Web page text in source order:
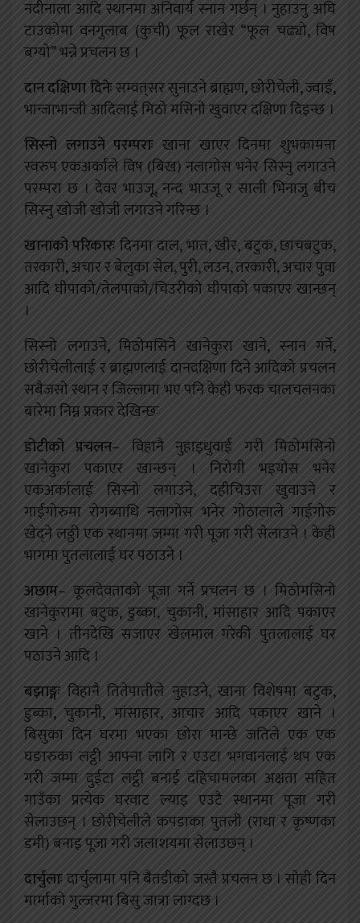
नदीनाला आदि स्थानमा अनिवार्य स्नान गर्छन् । नुहाउनु अघि
टाउकोमा वनगुलाब (कुची) फूल राखेर “फूल चढ्यो, विष
बग्यो” भन्ने प्रचलन छ ।
दान दक्षिणा दिनेःसम्वत्‌सर सुनाउने ब्राह्मण, छोरीचेली, ज्वाइँ,
भान्जाभान्जी आदिलाई मिठो मसिनो खुवाएर दक्षिणा दिइन्छ ।
सिस्नो लगाउने परम्पराः खाना खाएर दिनमा शुभकामना
स्वरुप एकअर्काले विष (बिख) नलागोस भनेर सिस्नु लगाउने
परम्परा छ । देवर भाउजू, नन्द भाउजू र साली भिनाजु बीच
सिस्नु खोजी खोजी लगाउने गरिन्छ ।
खानाको परिकारःदिनमा दाल, भात, खीर, बटुक, छाचबटुक,
तरकारी, अचार र बेलुका सेल, पुरी, लउन, तरकारी, अचार पुवा
आदि घीपाको/तेलपाको/चिउरीको घीपाको पकाएर खान्छन्
।
सिस्नो लगाउने, मिठोमसिने खानेकुरा खाने, स्नान गर्ने,
छोरीचेलीलाई र ब्राह्मणलाई दानदक्षिणा दिने आदिको प्रचलन
सबैजसो स्थान र जिल्लामा भए पनि केही फरक चालचलनका
बारेमा निम्न प्रकार देखिन्छः
डोटीको प्रचलन– विहानै नुहाइधुवाई गरी मिठोमसिनो
खानेकुरा पकाएर खान्छन् । निरोगी भइयोस भनेर
एकअर्कालाई सिस्नो लगाउने, दहीचिउरा खुवाउने र
गाईगोरुमा रोगब्याधि नलागोस भनेर गोठालाले गाईगोरु
खेद्‌ने लठ्ठी एक स्थानमा जम्मा गरी पूजा गरी सेलाउने । केही
भागमा पुतलालाई घर पठाउने ।
अछाम– कूलदेवताको पूजा गर्ने प्रचलन छ । मिठोमसिनो
खानेकुरामा बटुक, डुब्का, चुकानी, मांसाहार आदि पकाएर
खाने । तीनदेखि सजाएर खेलमाल गरेकी पुतलालाई घर
पठाउने आदि ।
बझाङ्गःविहानै तितेपातीले नुहाउने, खाना विशेषमा बटुक,
डुब्का, चुकानी, मांसाहार, आचार आदि पकाएर खाने ।
बिसुका दिन घरमा भएका छोरा मान्छे जतिले एक एक
घङारुका लट्ठी आफ्ना लागि र एउटा भगवानलाई थप एक
गरी जम्मा दुईटा लट्ठी बनाई दहिचामलका अक्षता सहित
गाउँका प्रत्येक घरवाट ल्याइ एउटै स्थानमा पूजा गरी
सेलाउछन् । छोरीचेलीले कपडाका पुतली (राधा र कृष्णका
डमी) बनाइ पूजा गरी जलाशयमा सेलाउछन् ।
दार्चुलाःदार्चुलामा पनि बैतडीको जस्तै प्रचलन छ । सोही दिन
मार्माको गुल्जरमा बिसु जात्रा लाग्दछ ।